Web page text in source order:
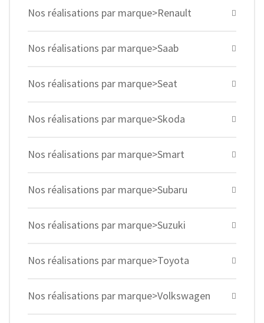
Nos réalisations par marque>Renault
Nos réalisations par marque>Saab
Nos réalisations par marque>Seat
Nos réalisations par marque>Skoda
Nos réalisations par marque>Smart
Nos réalisations par marque>Subaru
Nos réalisations par marque>Suzuki
Nos réalisations par marque>Toyota
Nos réalisations par marque>Volkswagen